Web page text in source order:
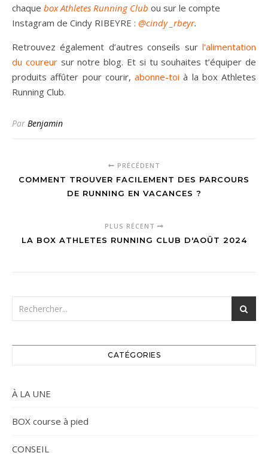
chaque box Athletes Running Club ou sur le compte
Instagram de Cindy RIBEYRE : @cindy _rbeyr.
Retrouvez également d’autres conseils sur l’alimentation
du coureursur notre blog. Et si tu souhaites t’équiper de
produits affûter pour courir, abonne-toi à la box Athletes
Running Club.
Par Benjamin
PRÉCÉDENT
COMMENT TROUVER FACILEMENT DES PARCOURS
DE RUNNING EN VACANCES ?
PLUS RÉCENT
LA BOX ATHLETES RUNNING CLUB D'AOÛT 2024
CATÉGORIES
À LA UNE
BOX course à pied
CONSEIL